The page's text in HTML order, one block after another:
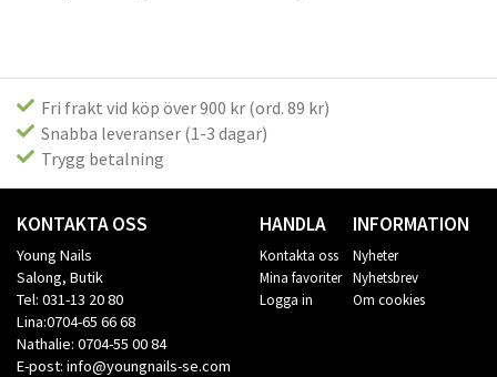
Fri frakt vid köp över 900 kr (ord. 89 kr)
Snabba leveranser (1-3 dagar)
Trygg betalning
KONTAKTA OSS
Young Nails
Salong, Butik
Tel: 031-13 20 80
Lina:0704-65 66 68
Nathalie: 0704-55 00 84
E-post: info@youngnails-se.com
HANDLA
Kontakta oss
Mina favoriter
Logga in
INFORMATION
Nyheter
Nyhetsbrev
Om cookies